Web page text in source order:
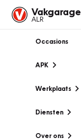
Vakgarage
ALR
Occasions
APK
Werkplaats
Diensten
Over ons